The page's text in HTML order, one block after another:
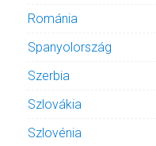
Románia
Spanyolország
Szerbia
Szlovákia
Szlovénia